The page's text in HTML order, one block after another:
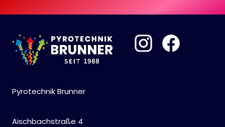
Pyrotechnik Brunner
Aischbachstraße 4